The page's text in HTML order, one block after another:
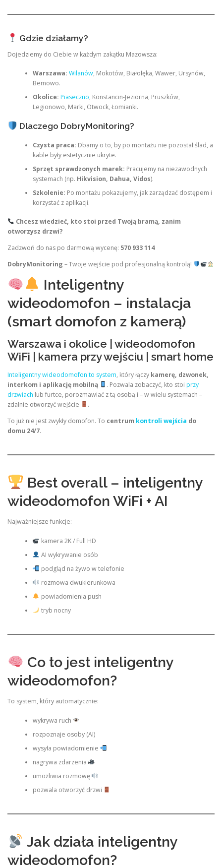
Gdzie działamy?
Dojedziemy do Ciebie w każdym zakątku Mazowsza:
Warszawa: Wilanów, Mokotów, Białołęka, Wawer, Ursynów,
Bemowo.
Okolice: Piaseczno, Konstancin-Jeziorna, Pruszków,
Legionowo, Marki, Otwock, Łomianki.
Dlaczego DobryMonitoring?
Czysta praca: Dbamy o to, by po montażu nie pozostał ślad, a
kable były estetycznie ukryte.
Sprzęt sprawdzonych marek: Pracujemy na niezawodnych
systemach (np. Hikvision, Dahua, Vidos).
Szkolenie: Po montażu pokazujemy, jak zarządzać dostępem i
korzystać z aplikacji.
Chcesz wiedzieć, kto stoi przed Twoją bramą, zanim
otworzysz drzwi?
Zadzwoń do nas po darmową wycenę: 570 933 114
DobryMonitoring – Twoje wejście pod profesjonalną kontrolą!
Inteligentny
wideodomofon – instalacja
(smart domofon z kamerą)
Warszawa i okolice | wideodomofon
WiFi | kamera przy wejściu | smart home
Inteligentny wideodomofon to system, który łączy kamerę, dzwonek,
interkom i aplikację mobilną
. Pozwala zobaczyć, kto stoi przy
drzwiach lub furtce, porozmawiać z tą osobą i – w wielu systemach –
zdalnie otworzyć wejście
.
To już nie jest zwykły domofon. To centrum kontroli wejścia do
domu 24/7.
Best overall – inteligentny
wideodomofon WiFi + AI
Najważniejsze funkcje:
kamera 2K / Full HD
AI wykrywanie osób
podgląd na żywo w telefonie
rozmowa dwukierunkowa
powiadomienia push
tryb nocny
Co to jest inteligentny
wideodomofon?
To system, który automatycznie:
wykrywa ruch
rozpoznaje osoby (AI)
wysyła powiadomienie
nagrywa zdarzenia
umożliwia rozmowę
pozwala otworzyć drzwi
Jak działa inteligentny
wideodomofon?